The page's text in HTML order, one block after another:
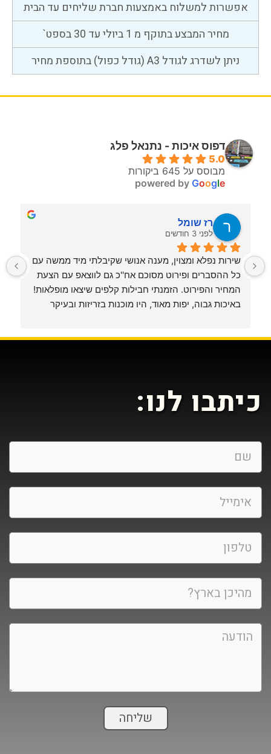
אפשרות למשלוח באמצעות חברת שליחים עד הבית
מחיר המבצע בתוקף מ 1 ביולי עד 30 בספט`
ניתן לשדרג לגודל A3 (גודל כפול) בתוספת מחיר
דפוס איכות - נתנאל פלג
5.0
מבוסס על 645 ביקורות
powered by Google
רז שומל
לפני 3 חודשים
כיתבו לנו:
שליחה